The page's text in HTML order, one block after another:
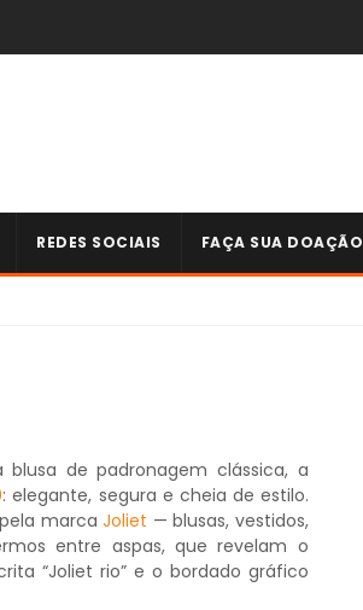
REDES SOCIAIS FAÇA SUA DOAÇÃO
de padronagem clássica, a
: elegante, segura e cheia de estilo.
marcaJoliet — blusas, vestidos,
entre aspas, que revelam o
“Joliet rio” e o bordado gráfico